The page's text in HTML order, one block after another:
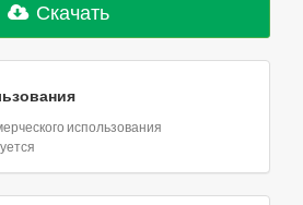
Скачать
использования